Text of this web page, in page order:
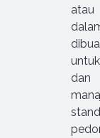
dan